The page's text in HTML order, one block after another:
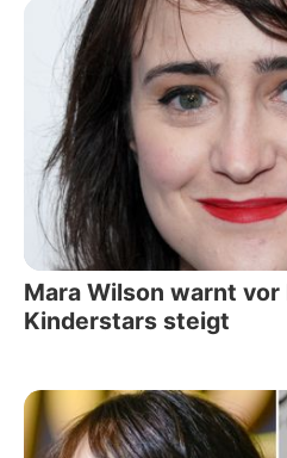
Mara Wilson warnt
Kinderstars steigt